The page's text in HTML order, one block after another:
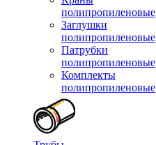
полипропиленовые
Заглушки
полипропиленовые
Патрубки
полипропиленовые
Комплекты
полипропиленовые